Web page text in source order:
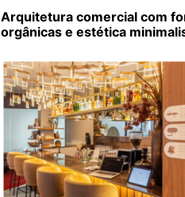
Arquitetura comercial com
orgânicas e estética